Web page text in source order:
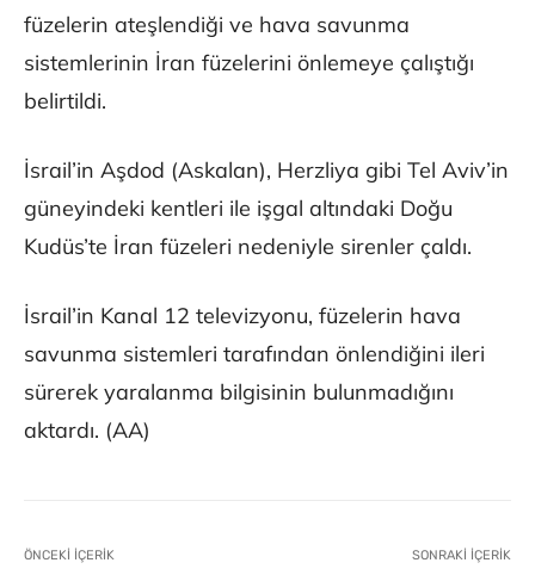
füzelerin ateşlendiği ve hava savunma
sistemlerinin İran füzelerini önlemeye çalıştığı
belirtildi.
İsrail’in Aşdod (Askalan), Herzliya gibi Tel Aviv’in
güneyindeki kentleri ile işgal altındaki Doğu
Kudüs’te İran füzeleri nedeniyle sirenler çaldı.
İsrail’in Kanal 12 televizyonu, füzelerin hava
savunma sistemleri tarafından önlendiğini ileri
sürerek yaralanma bilgisinin bulunmadığını
aktardı. (AA)
ÖNCEKI İÇERIK SONRAKI İÇERIK